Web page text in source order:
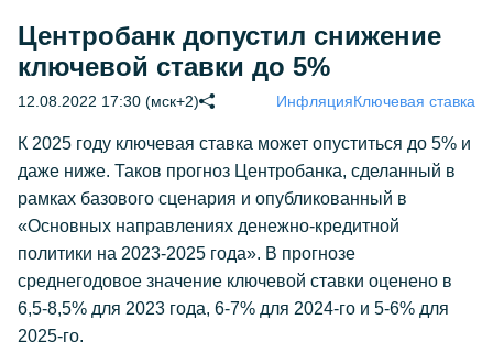
Центробанк допустил снижение
ключевой ставки до 5%
12.08.2022 17:30 (мск+2) ИнфляцияКлючевая ставка
К 2025 году ключевая ставка может опуститься до 5% и
даже ниже. Таков прогноз Центробанка, сделанный в
рамках базового сценария и опубликованный в
«Основных направлениях денежно-кредитной
политики на 2023-2025 года». В прогнозе
среднегодовое значение ключевой ставки оценено в
6,5-8,5% для 2023 года, 6-7% для 2024-го и 5-6% для
2025-го.